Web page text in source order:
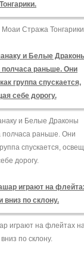
Стража
и Белые Драконы
раньше. Они
спускается,
дорогу.
играют на флейтах
по склону.